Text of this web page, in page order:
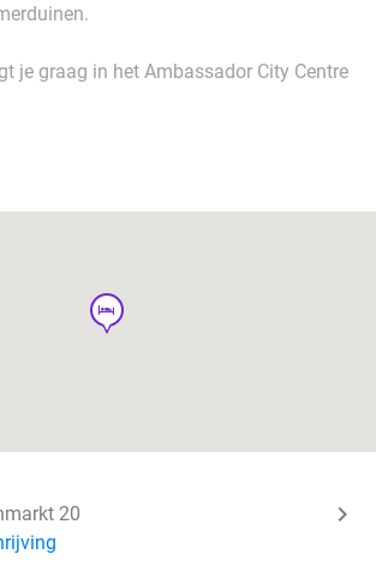
je graag in het Ambassador City Centre
hotel
20